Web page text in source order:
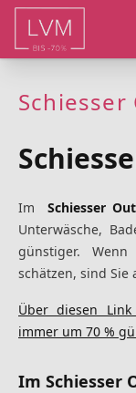
Im Schiesser
Unterwäsche,
günstiger. Wenn
schätzen, sind Sie
Über diesen
immer um 70 %
Im Schiesser